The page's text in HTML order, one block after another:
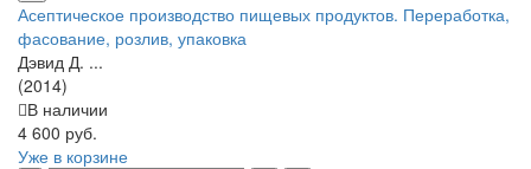
Асептическое производство пищевых продуктов. Переработка,
фасование, розлив, упаковка
Дэвид Д. ...
(2014)
В наличии
4 600 руб.
Уже в корзине